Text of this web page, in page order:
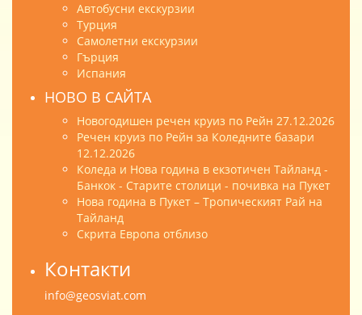
Автобусни екскурзии
Турция
Самолетни екскурзии
Гърция
Испания
НОВО В САЙТА
Новогодишен речен круиз по Рейн 27.12.2026
Речен круиз по Рейн за Коледните базари
12.12.2026
Коледа и Нова година в екзотичен Тайланд -
Банкок - Старите столици - почивка на Пукет
Нова година в Пукет – Тропическият Рай на
Тайланд
Скрита Европа отблизо
Контакти
info@geosviat.com